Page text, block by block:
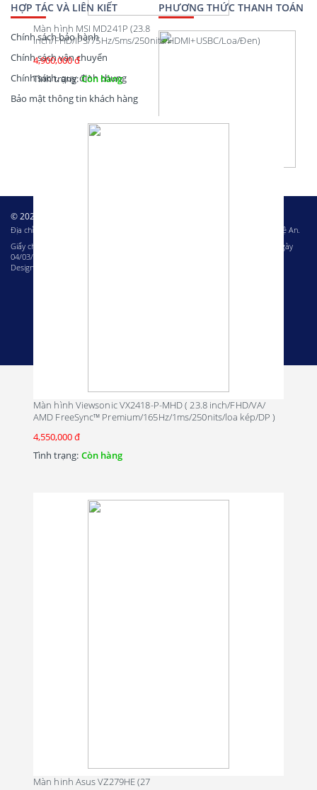
Màn hình MSI MD241P (23.8
inch/FHD/IPS/75Hz/5ms/250nits/HDMI+USBC/Loa/Đen)
4,900,000 đ
Tình trạng: Còn hàng
Màn hình Viewsonic VX2418-P-MHD ( 23.8 inch/FHD/VA/
AMD FreeSync™ Premium/165Hz/1ms/250nits/loa kép/DP )
4,550,000 đ
Tình trạng: Còn hàng
Màn hinh Asus VZ279HE (27
HỢP TÁC VÀ LIÊN KIẾT
Chính sách bảo hành
Chính sách vận chuyển
Chính sách, quy định chung
Bảo mật thông tin khách hàng
PHƯƠNG THỨC THANH TOÁN
© 2023 – Bản quyền của Công ty cổ phần Tin học Miền Trung
Địa chỉ: 80A Nguyễn Thị Minh Khai, phường Hưng Bình, thành phố Vinh, tỉnh Nghệ An.
Giấy chứng nhận ĐKKD: 2901705256 do Sở Kế hoạch và Đầu tư Nghệ An cấp ngày
04/03/2014
Design & Development by